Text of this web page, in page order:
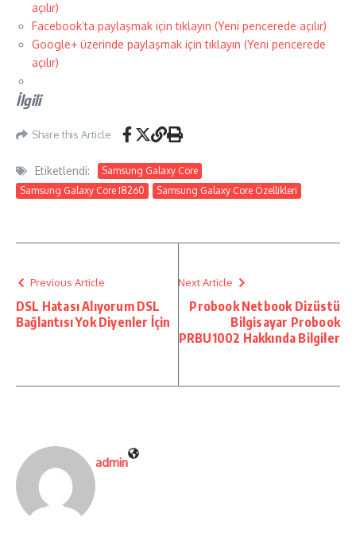
açılır)
Facebook’ta paylaşmak için tıklayın (Yeni pencerede açılır)
Google+ üzerinde paylaşmak için tıklayın (Yeni pencerede
açılır)
İlgili
Share this Article
Etiketlendi:
Samsung Galaxy Core
Samsung Galaxy Core I8260
Samsung Galaxy Core Özellikleri
Previous Article
DSL Hatası Alıyorum DSL
Bağlantısı Yok Diyenler İçin
Next Article
Probook Netbook Dizüstü
Bilgisayar Probook
PRBU1002 Hakkında Bilgiler
admin